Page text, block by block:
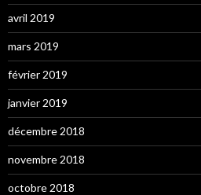
avril 2019
mars 2019
février 2019
janvier 2019
décembre 2018
novembre 2018
octobre 2018